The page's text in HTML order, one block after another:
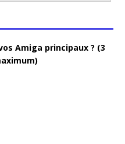
Amiga principaux ? (3